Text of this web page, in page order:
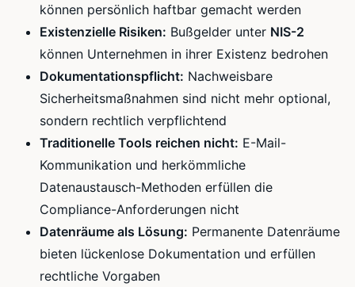
können persönlich haftbar gemacht werden
Existenzielle Risiken: Bußgelder unter NIS-2
können Unternehmen in ihrer Existenz bedrohen
Dokumentationspflicht: Nachweisbare
Sicherheitsmaßnahmen sind nicht mehr optional,
sondern rechtlich verpflichtend
Traditionelle Tools reichen nicht: E-Mail-
Kommunikation und herkömmliche
Datenaustausch-Methoden erfüllen die
Compliance-Anforderungen nicht
Datenräume als Lösung: Permanente Datenräume
bieten lückenlose Dokumentation und erfüllen
rechtliche Vorgaben